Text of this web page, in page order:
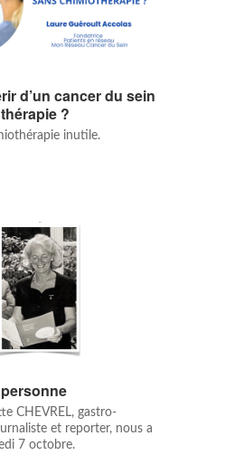
d’un cancer du sein
?
inutile.
CHEVREL, gastro-
et reporter, nous a
7 octobre.